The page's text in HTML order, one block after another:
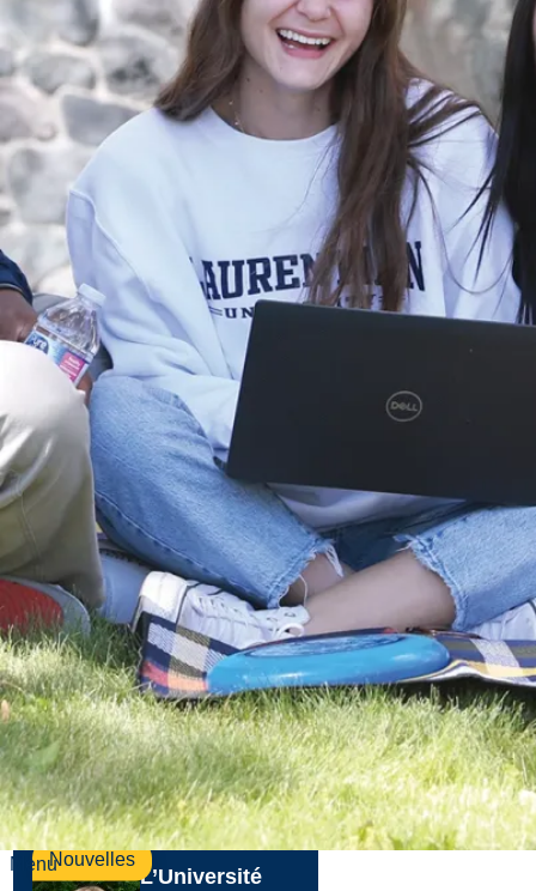
Menu
Poursuivez
votre
lecture
Nouvelles
nouvelle série
de projets
annuels
appuyés par le
Fonds
d’innovat...
L’Université
Laurentienne est
heureuse
d’annoncer les
lauréats du Fonds
de la rectrice pour
l’innov...
Le 5 aoû., 2026
En savoir plus
Nouvelles
L’Université